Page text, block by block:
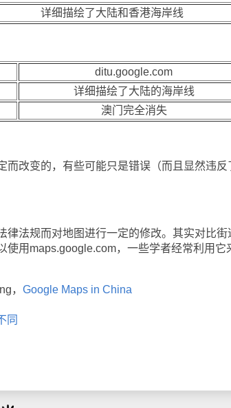
详细描绘了大陆和香港海岸线
ditu.google.com
详细描绘了大陆的海岸线
澳门完全消失
改变的，有些可能只是错误（而且显然违反
法规而对地图进行一定的修改。其实对比街
使用maps.google.com，一些学者经常利用它
， Google Maps in China
同